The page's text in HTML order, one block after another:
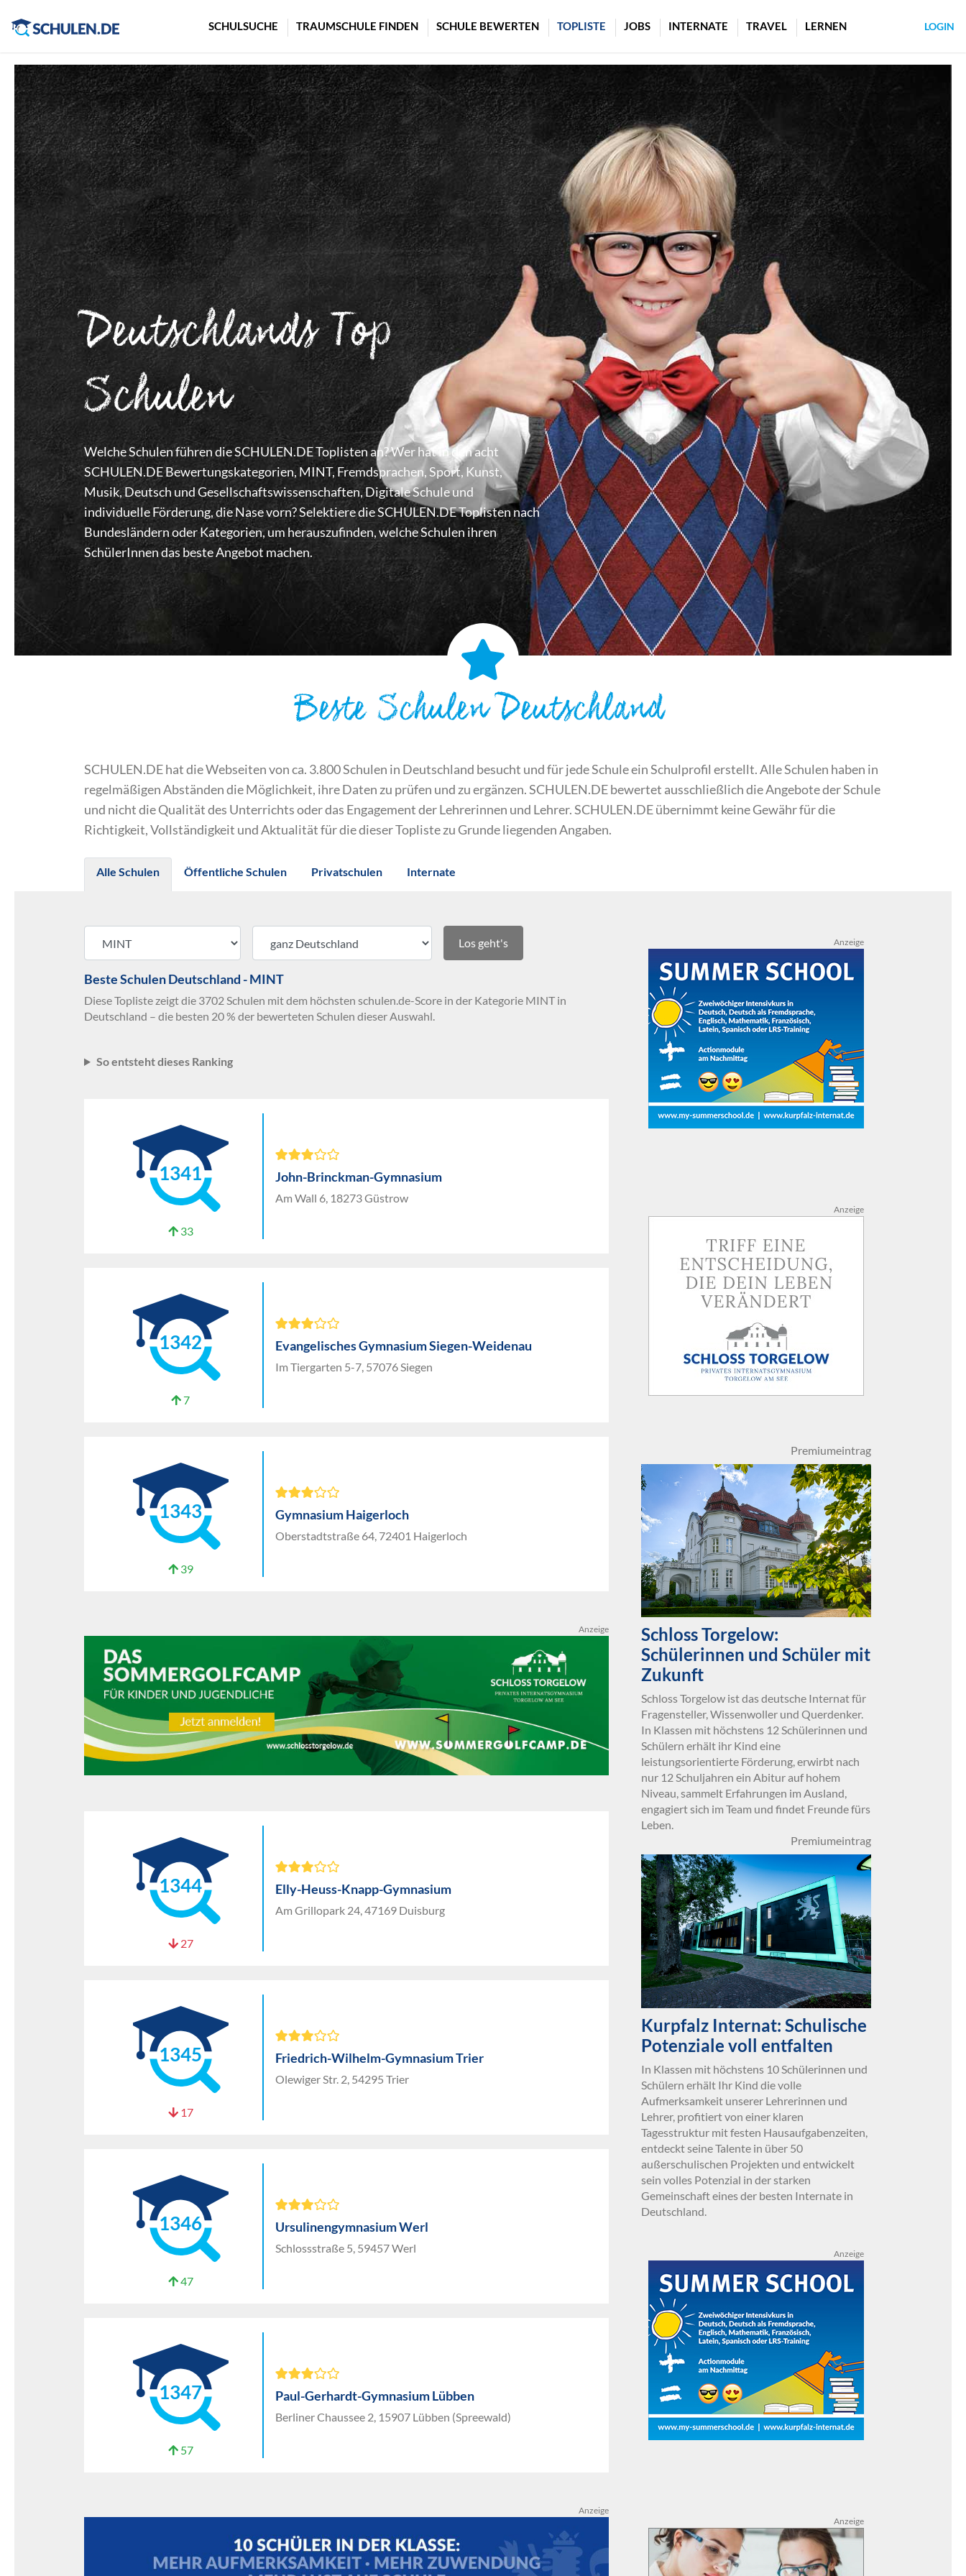
SCHULSUCHE TRAUMSCHULE FINDEN SCHULE BEWERTEN TOPLISTE JOBS INTERNATE TRAVEL LERNEN LOGIN
Deutschlands Top
Schulen
Welche Schulen führen die SCHULEN.DE Toplisten an? Wer hat in den acht
SCHULEN.DE Bewertungskategorien, MINT, Fremdsprachen, Sport, Kunst,
Musik, Deutsch und Gesellschaftswissenschaften, Digitale Schule und
individuelle Förderung, die Nase vorn? Selektiere die SCHULEN.DE Toplisten nach
Bundesländern oder Kategorien, um herauszufinden, welche Schulen ihren
SchülerInnen das beste Angebot machen.
Beste Schulen Deutschland
SCHULEN.DE hat die Webseiten von ca. 3.800 Schulen in Deutschland besucht und für jede Schule ein Schulprofil erstellt. Alle Schulen haben in
regelmäßigen Abständen die Möglichkeit, ihre Daten zu prüfen und zu ergänzen. SCHULEN.DE bewertet ausschließlich die Angebote der Schule
und nicht die Qualität des Unterrichts oder das Engagement der Lehrerinnen und Lehrer. SCHULEN.DE übernimmt keine Gewähr für die
Richtigkeit, Vollständigkeit und Aktualität für die dieser Topliste zu Grunde liegenden Angaben.
Alle Schulen Öffentliche Schulen Privatschulen Internate
Los geht's
Beste Schulen Deutschland - MINT
Diese Topliste zeigt die 3702 Schulen mit dem höchsten schulen.de-Score in der Kategorie MINT in
Deutschland – die besten 20 % der bewerteten Schulen dieser Auswahl.
So entsteht dieses Ranking
1341
33
John-Brinckman-Gymnasium
Am Wall 6, 18273 Güstrow
1342
7
Evangelisches Gymnasium Siegen-Weidenau
Im Tiergarten 5-7, 57076 Siegen
1343
39
Gymnasium Haigerloch
Oberstadtstraße 64, 72401 Haigerloch
Anzeige
1344
27
Elly-Heuss-Knapp-Gymnasium
Am Grillopark 24, 47169 Duisburg
1345
17
Friedrich-Wilhelm-Gymnasium Trier
Olewiger Str. 2, 54295 Trier
1346
47
Ursulinengymnasium Werl
Schlossstraße 5, 59457 Werl
1347
57
Paul-Gerhardt-Gymnasium Lübben
Berliner Chaussee 2, 15907 Lübben (Spreewald)
Anzeige
Anzeige
Anzeige
Premiumeintrag
Schloss Torgelow:
Schülerinnen und Schüler mit
Zukunft
Schloss Torgelow ist das deutsche Internat für
Fragensteller, Wissenwoller und Querdenker.
In Klassen mit höchstens 12 Schülerinnen und
Schülern erhält ihr Kind eine
leistungsorientierte Förderung, erwirbt nach
nur 12 Schuljahren ein Abitur auf hohem
Niveau, sammelt Erfahrungen im Ausland,
engagiert sich im Team und findet Freunde fürs
Leben.
Premiumeintrag
Kurpfalz Internat: Schulische
Potenziale voll entfalten
In Klassen mit höchstens 10 Schülerinnen und
Schülern erhält Ihr Kind die volle
Aufmerksamkeit unserer Lehrerinnen und
Lehrer, profitiert von einer klaren
Tagesstruktur mit festen Hausaufgabenzeiten,
entdeckt seine Talente in über 50
außerschulischen Projekten und entwickelt
sein volles Potenzial in der starken
Gemeinschaft eines der besten Internate in
Deutschland.
Anzeige
Anzeige